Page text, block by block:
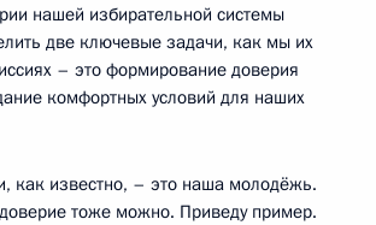
нашей избирательной системы
две ключевые задачи, как мы их
– это формирование доверия
комфортных условий для наших
как известно, – это наша молодёжь.
тоже можно. Приведу пример.